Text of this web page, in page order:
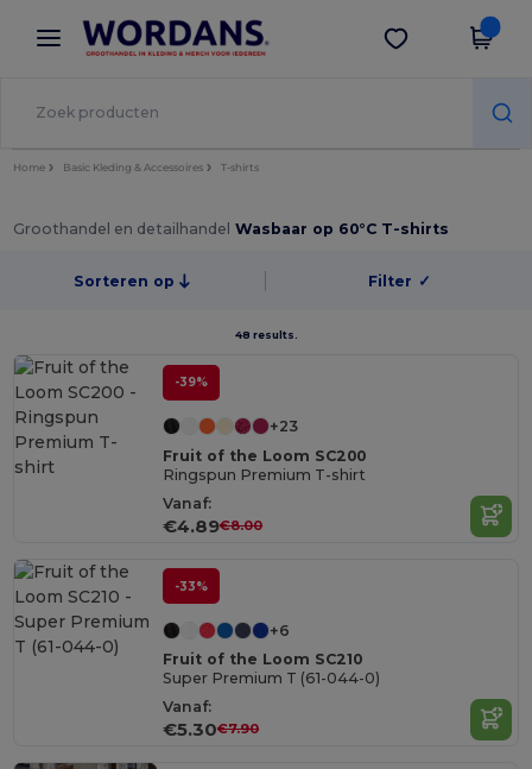
× Wordans-app
Betere prijzen in de app!
Download app
Home Basic Kleding & Accessoires T-shirts
Groothandel en detailhandel Wasbaar op 60°C T-shirts
Sorteren op Filter ✓
48 results.
-39%
+23
Fruit of the Loom SC200
Ringspun Premium T-shirt
Vanaf:
€4.89€8.00
-33%
+6
Fruit of the Loom SC210
Super Premium T (61-044-0)
Vanaf:
€5.30€7.90